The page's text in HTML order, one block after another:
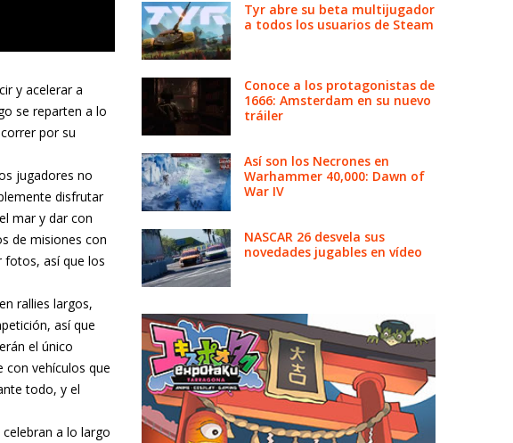
y acelerar a
se reparten a lo
por su
jugadores no
disfrutar
mar y dar con
de misiones con
fotos, así que los
rallies largos,
así que
el único
con vehículos que
todo, y el
a lo largo
Tyr abre su beta multijugador
a todos los usuarios de Steam
Conoce a los protagonistas de
1666: Amsterdam en su nuevo
tráiler
Así son los Necrones en
Warhammer 40,000: Dawn of
War IV
NASCAR 26 desvela sus
novedades jugables en vídeo